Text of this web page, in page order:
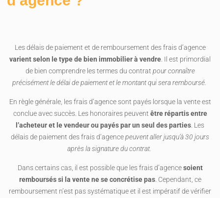
Les délais de paiement et de remboursement des frais d’agence
varient selon le type de bien immobilier à vendre. Il est primordial
de bien comprendre les termes du contrat pour connaître
précisément le délai de paiement et le montant qui sera remboursé.
En règle générale, les frais d’agence sont payés lorsque la vente est
conclue avec succès. Les honoraires peuvent être répartis entre
l’acheteur et le vendeur ou payés par un seul des parties. Les
délais de paiement des frais d’agencepeuvent aller jusqu’à 30 jours
après la signature du contrat.
Dans certains cas, il est possible que les frais d’agencesoient
remboursés si la vente ne se concrétise pas. Cependant, ce
remboursement n’est pas systématique et il est impératif de vérifier